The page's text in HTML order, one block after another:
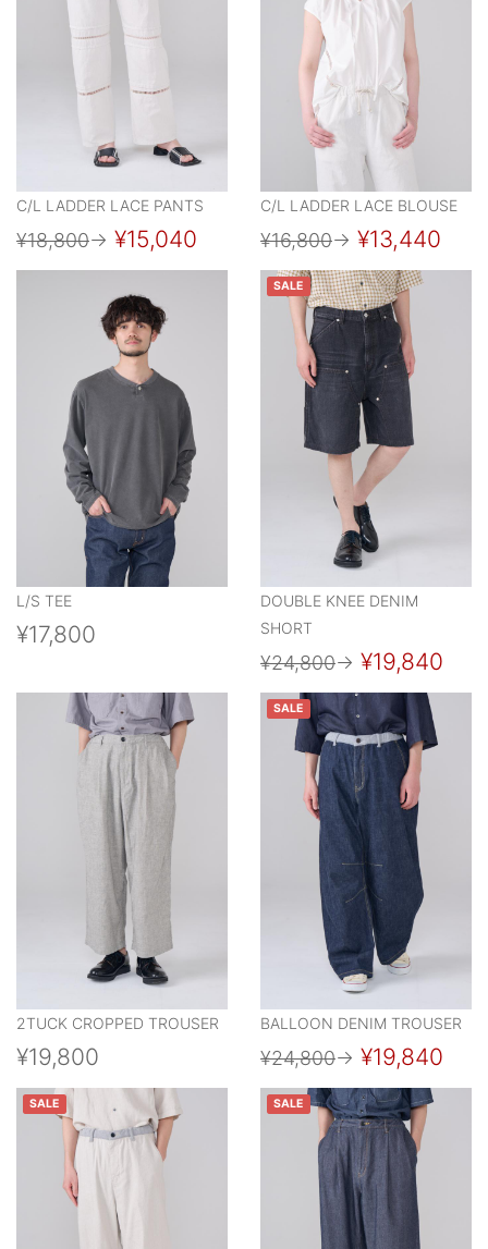
C/L LADDER LACE PANTS
¥18,800→ ¥15,040
C/L LADDER LACE BLOUSE
¥16,800→ ¥13,440
L/S TEE
¥17,800
SALE
DOUBLE KNEE DENIM
SHORT
¥24,800→ ¥19,840
2TUCK CROPPED TROUSER
¥19,800
SALE
BALLOON DENIM TROUSER
¥24,800→ ¥19,840
SALE SALE